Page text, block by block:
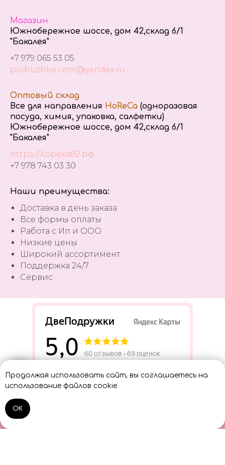
Home
Магазин
Южнобережное шоссе, дом 42,склад 6/1
"Бакалея"
+7 979 065 53 05
podruzhka.com@yandex.ru
Оптовый склад
Все для направления HoReCa (одноразовая
посуда, химия, упаковка, салфетки)
Южнобережное шоссе, дом 42,склад 6/1
"Бакалея"
https://Хорека82.рф
+7 978 743 03 30
Наши преимущества:
Доставка в день заказа
Все формы оплаты
Работа с Ип и ООО
Низкие цены
Широкий ассортимент
Поддержка 24/7
Сервис
Продолжая использовать сайт, вы соглашаетесь на
использование файлов cookie
OK
Разработать сайт
Консультант